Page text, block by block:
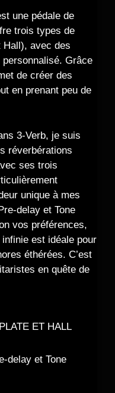
une pédale de
trois types de
Hall), avec des
Grâce
de créer des
en prenant peu de
3-Verb, je suis
réverbérations
ses trois
unique à mes
delay et Tone
vos préférences,
est idéale pour
éthérées. C’est
en quête de
ET HALL
delay et Tone